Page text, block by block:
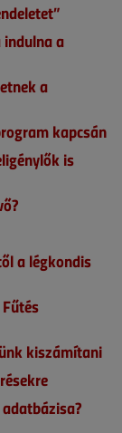
a
a
kapcsán
is
a légkondis
kiszámítani